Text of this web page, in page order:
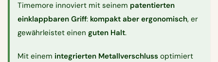
Timemore innoviert mit seinem patentierten
einklappbaren Griff: kompakt aber ergonomisch, er
gewährleistet einen guten Halt.
Mit einem integrierten Metallverschluss optimiert